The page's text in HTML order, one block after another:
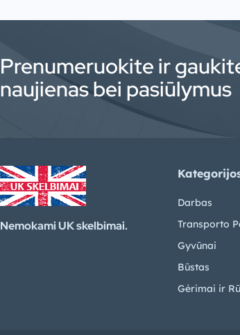
Prenumeruokite ir
naujienas bei pasiūlymus
Nemokami UK skelbimai.
Darbas
Transporto
Gyvūnai
Būstas
Gėrimai ir